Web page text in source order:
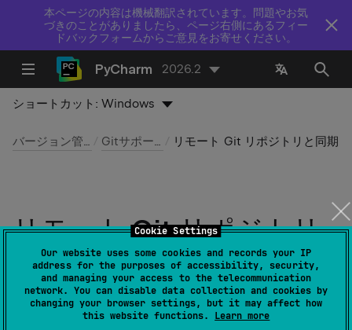
Cookie Settings
Our website uses some cookies and records your IP
address for the purposes of accessibility, security,
and managing your access to the telecommunication
network. You can disable data collection and cookies by
changing your browser settings, but it may affect how
this website functions. Learn more
本ページの内容は機械翻訳されています。問題やお気
づきのことがありましたら、ページ右側にあるフィー
ドバックフォームからご意見をお寄せください。
PyCharm 2026.2
ショートカット:Windows
バージョン管理​ Git​​サポート
リモート Git リポジトリ
と同期する
最終更新日： 2026 年 7 月 14 日